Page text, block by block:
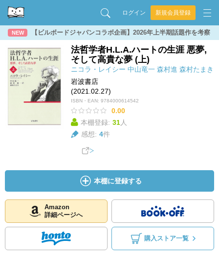
ログイン 新規会員登録
NEW 【ビルボードジャパンコラボ企画】2026年上半期話題作を考察
法哲学者H.L.A.ハートの生涯 悪夢,
そして高貴な夢 (上)
ニコラ・レイシー 中山竜一 森村進 森村たまき
岩波書店
(2021.02.27)
ISBN・EAN: 9784000614542
0.00
本棚登録: 31人
感想: 4件
本棚に登録する
Amazon
詳細ページへ
購入ストア一覧